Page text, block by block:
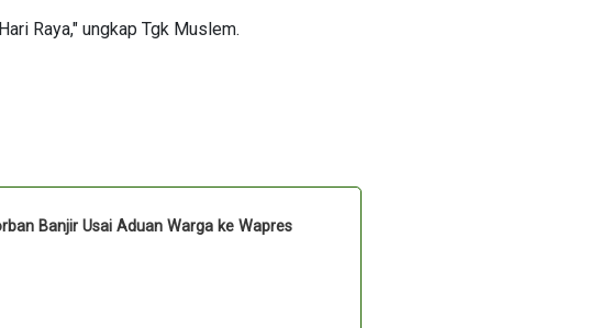
Raya," ungkap Tgk Muslem.
Banjir Usai Aduan Warga ke Wapres